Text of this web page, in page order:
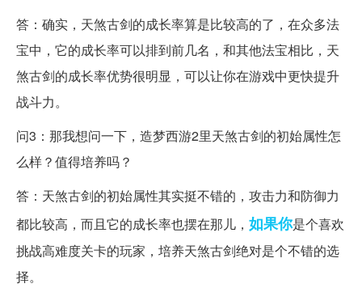
答：确实，天煞古剑的成长率算是比较高的了，在众多法
宝中，它的成长率可以排到前几名，和其他法宝相比，天
煞古剑的成长率优势很明显，可以让你在游戏中更快提升
战斗力。
问3：那我想问一下，造梦西游2里天煞古剑的初始属性怎
么样？值得培养吗？
答：天煞古剑的初始属性其实挺不错的，攻击力和防御力
都比较高，而且它的成长率也摆在那儿， 如果你是个喜欢
挑战高难度关卡的玩家，培养天煞古剑绝对是个不错的选
择。